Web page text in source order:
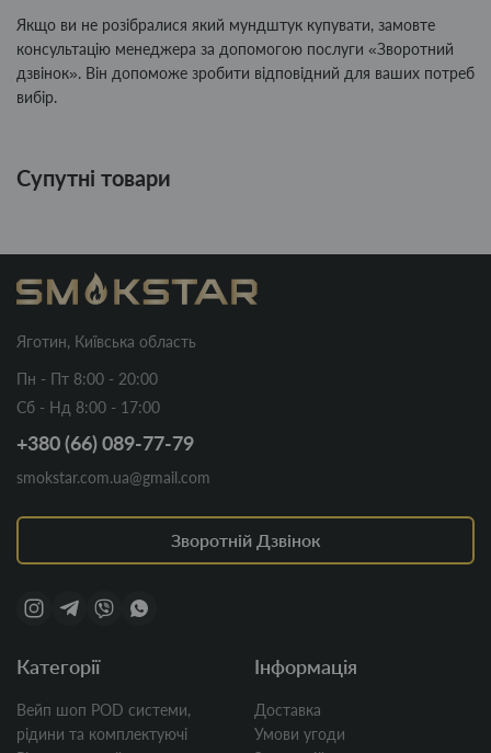
Якщо ви не розібралися який мундштук купувати, замовте
консультацію менеджера за допомогою послуги «Зворотний
дзвінок». Він допоможе зробити відповідний для ваших потреб
вибір.
Супутні товари
Яготин, Київська область
Пн - Пт 8:00 - 20:00
Сб - Нд 8:00 - 17:00
+380 (66) 089-77-79
smokstar.com.ua@gmail.com
Зворотній Дзвінок
Категорії
Вейп шоп POD системи,
рідини та комплектуючі
Інформація
Доставка
Умови угоди